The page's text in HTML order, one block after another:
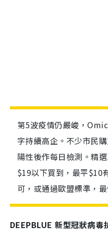
第5波疫情仍嚴峻，
字持續高企。不少市民
陽性後作每日檢測。精
$19以下買到，最平$10
可，或通過歐盟標準，
DEEPBLUE 新型冠狀病毒